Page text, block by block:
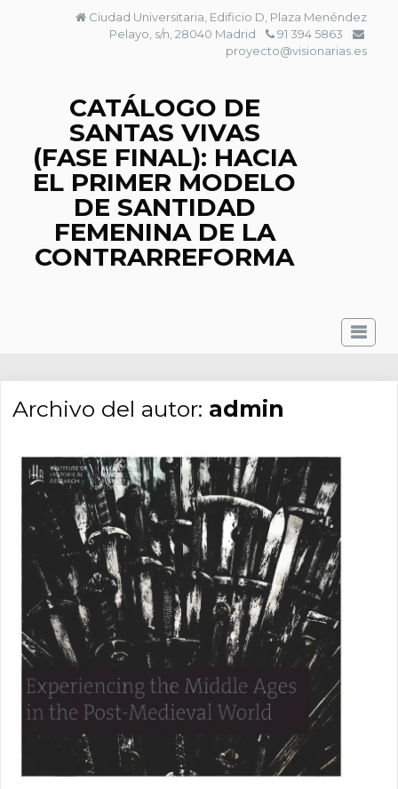
Ciudad Universitaria, Edificio D, Plaza Menéndez
Pelayo, s/n, 28040 Madrid
91 394 5863
proyecto@visionarias.es
CATÁLOGO DE
SANTAS VIVAS
(FASE FINAL): HACIA
EL PRIMER MODELO
DE SANTIDAD
FEMENINA DE LA
CONTRARREFORMA
Archivo del autor: admin